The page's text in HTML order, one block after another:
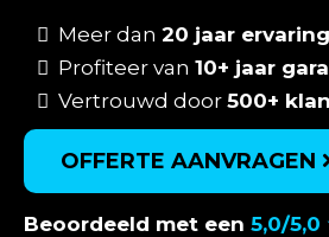
Meer dan 20 jaar ervaring
Profiteer van 10+ jaar
Vertrouwd door 500+
OFFERTE AANVRAGEN
Beoordeeld met een 5,0/